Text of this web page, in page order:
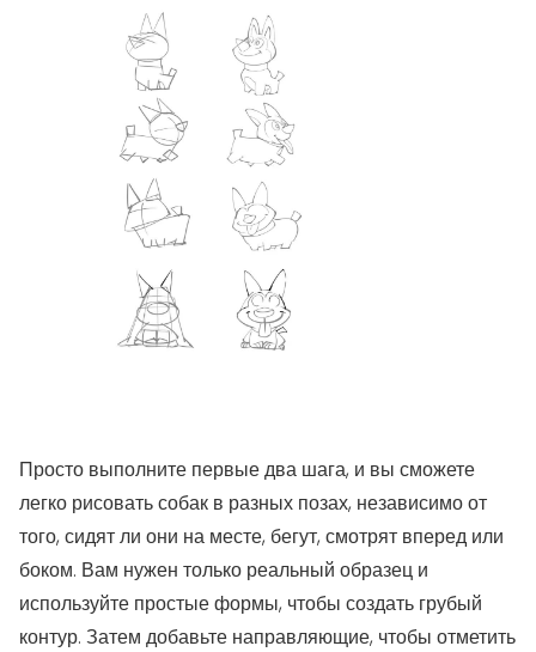
Просто выполните первые два шага, и вы сможете
легко рисовать собак в разных позах, независимо от
того, сидят ли они на месте, бегут, смотрят вперед или
боком. Вам нужен только реальный образец и
используйте простые формы, чтобы создать грубый
контур. Затем добавьте направляющие, чтобы отметить